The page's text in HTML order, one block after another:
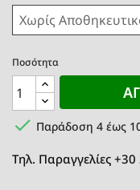
Ποσότητα
 Παράδοση 4 έως
Τηλ. Παραγγελίες